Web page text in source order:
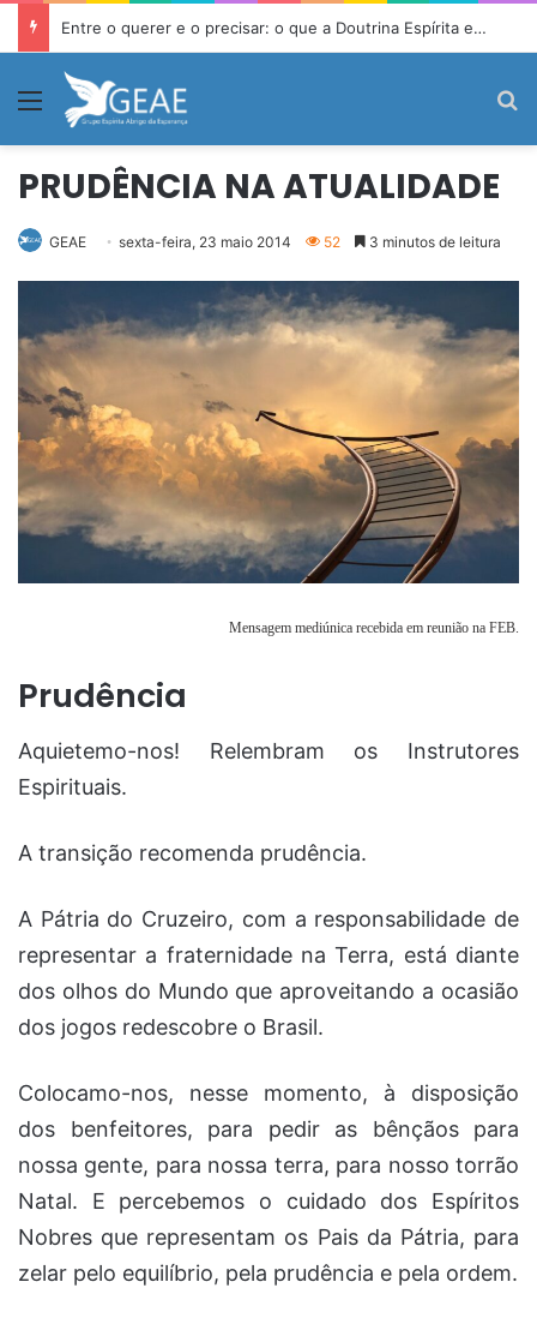
Entre o querer e o precisar: o que a Doutrina Espírita ensina sobre desejo e necessidade
Menu
PRUDÊNCIA NA ATUALIDADE
GEAE sexta-feira, 23 maio 2014 52 3 minutos de leitura
Mensagem mediúnica recebida em reunião na FEB.
Prudência
Aquietemo-nos! Relembram os Instrutores
Espirituais.
A transição recomenda prudência.
A Pátria do Cruzeiro, com a responsabilidade de
representar a fraternidade na Terra, está diante
dos olhos do Mundo que aproveitando a ocasião
dos jogos redescobre o Brasil.
Colocamo-nos, nesse momento, à disposição
dos benfeitores, para pedir as bênçãos para
nossa gente, para nossa terra, para nosso torrão
Natal. E percebemos o cuidado dos Espíritos
Nobres que representam os Pais da Pátria, para
zelar pelo equilíbrio, pela prudência e pela ordem.